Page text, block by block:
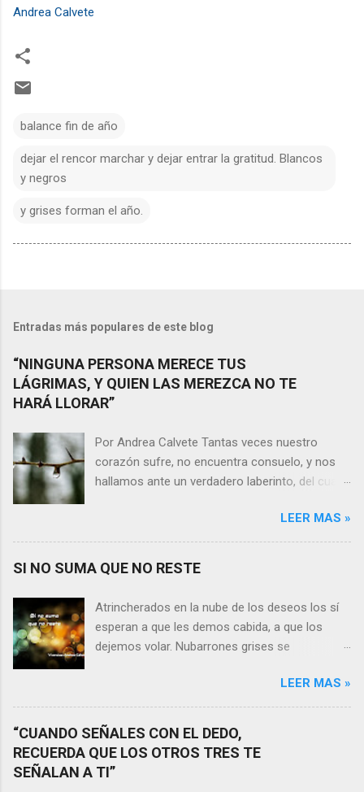
Andrea Calvete
balance fin de año
dejar el rencor marchar y dejar entrar la gratitud. Blancos
y negros
y grises forman el año.
Entradas más populares de este blog
“NINGUNA PERSONA MERECE TUS
LÁGRIMAS, Y QUIEN LAS MEREZCA NO TE
HARÁ LLORAR”
Por Andrea Calvete Tantas veces nuestro
corazón sufre, no encuentra consuelo, y nos
hallamos ante un verdadero laberinto, del cual
razones pierden el sentido, y las respuestas se
alejan tan distantes que no alcanzamos a
nuestras lágrimas?, quizás quien esté
Por otra parte, si nos ponemos a pensar en
algún momento de la vida todos hemos sufrido
por causa de una persona. Entonces ¿cómo
“ninguna persona merece tus lágrimas, y quien
las merezca no te hará llorar”, tal vez
comprendamos que quien realmente nos
LEER MAS »
SI NO SUMA QUE NO RESTE
Atrincherados en la nube de los deseos los sí
esperan a que les demos cabida, a que los
dejemos volar. Nubarrones grises se
indecisión, o simplemente por no ver con
claridad el camino a seguir. Lo claro es que si
no suma que no reste. En esa puja por decidir,
entran en nuestra vida conceptos y personas
que en realidad no tienen demasiada cabida,
LEER MAS »
“CUANDO SEÑALES CON EL DEDO,
RECUERDA QUE LOS OTROS TRES TE
SEÑALAN A TI”